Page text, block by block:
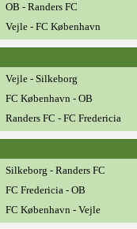
OB - Randers FC
Vejle - FC København
Vejle - Silkeborg
FC København - OB
Randers FC - FC Fredericia
Silkeborg - Randers FC
FC Fredericia - OB
FC København - Vejle